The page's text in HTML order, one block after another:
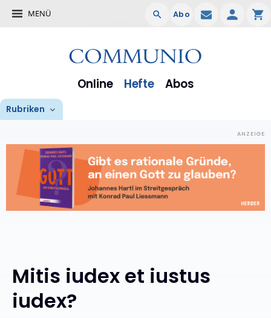
MENÜ Abo
Online Hefte Abos
Rubriken
Mitis iudex et iustus
iudex?